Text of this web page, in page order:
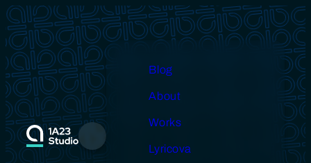
Skip
to
content
Menu
Blog
About
Works
Lyricova